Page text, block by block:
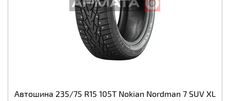
Автошина 235/75 R15 105T Nokian Nordman 7 SUV XL